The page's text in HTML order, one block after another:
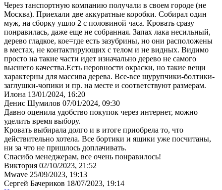
Через танспортную компанию получали в своем городе (не
Москва). Приехали две аккуратные коробки. Собирал один
муж, на сборку ушло 2 с половиной часа. Кровать сразу
понравилась, даже еще не собранная. Запах лака несильный,
дерево гладкое, кое=где есть зазубрины, но они расположены
в местах, не контактирующих с телом и не видных. Видимо
просто на такие части идет изначально дерево не самого
высшего качества.Есть неровности окраски, но такие вещи
характерны для массива дерева. Все-все шурупчики-болтики-
заглушки-чопики и пр. на месте и соответствуют размерам.
Илона 13/01/2024, 16:20
Денис Шумилов 07/01/2024, 09:30
Давно оценила удобство покупок через интернет, можно
уделить время выбору.
Кровать выбирала долго и в итоге приобрела то, что
действительно хотела. Все бортики и ящики уже посчитаны,
ни за что не пришлось доплачивать.
Спасибо менеджерам, все очень понравилось!
Виктория 02/10/2023, 21:52
Mwave 25/09/2023, 19:13
Сергей Бачериков 18/07/2023, 19:14